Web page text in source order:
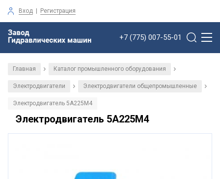
Вход | Регистрация
+7 (775) 007-55-01
Главная / Каталог промышленного оборудования /
Электродвигатели / Электродвигатели общепромышленные /
Электродвигатель 5А225М4
Электродвигатель 5А225М4